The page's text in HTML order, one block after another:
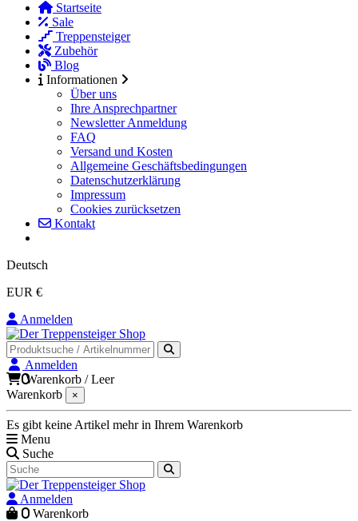
Startseite
Sale
Treppensteiger
Zubehör
Blog
Informationen
Über uns
Ihre Ansprechpartner
Newsletter Anmeldung
FAQ
Versand und Kosten
Allgemeine Geschäftsbedingungen
Datenschutzerklärung
Impressum
Cookies zurücksetzen
Kontakt
Deutsch
EUR €
Anmelden
Anmelden
0Warenkorb /Leer
Warenkorb
×
Es gibt keine Artikel mehr in Ihrem Warenkorb
Menu
Suche
Anmelden
0 Warenkorb